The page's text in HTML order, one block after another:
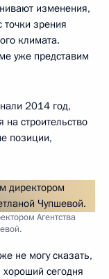
изменения,
точки зрения
климата.
уже представим
2014 год,
строительство
позиции,
Агентства
не могу сказать,
хороший сегодня